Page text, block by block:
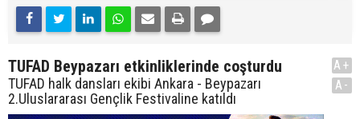
TUFAD Beypazarı etkinliklerinde coşturdu
TUFAD halk dansları ekibi Ankara - Beypazarı
2.Uluslararası Gençlik Festivaline katıldı
A+
A-